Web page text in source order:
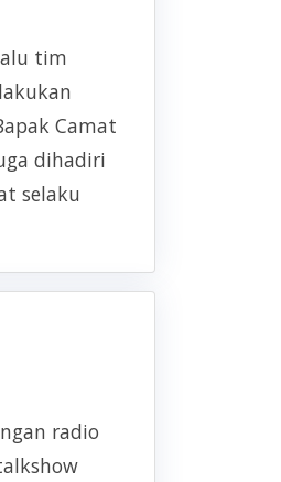
tim
Camat
dihadiri
selaku
radio